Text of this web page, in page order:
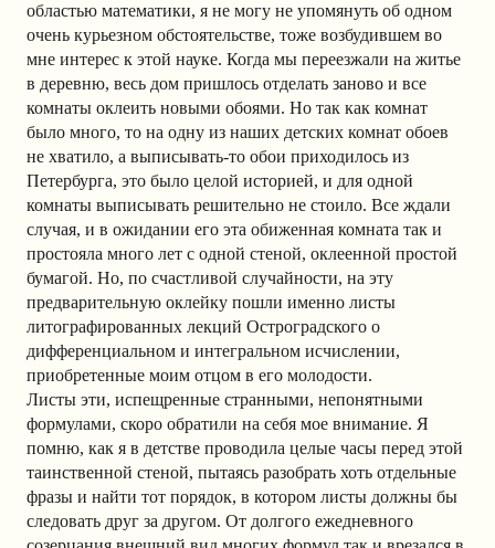
областью математики, я не могу не упомянуть об одном
очень курьезном обстоятельстве, тоже возбудившем во
мне интерес к этой науке. Когда мы переезжали на житье
в деревню, весь дом пришлось отделать заново и все
комнаты оклеить новыми обоями. Но так как комнат
было много, то на одну из наших детских комнат обоев
не хватило, а выписывать-то обои приходилось из
Петербурга, это было целой историей, и для одной
комнаты выписывать решительно не стоило. Все ждали
случая, и в ожидании его эта обиженная комната так и
простояла много лет с одной стеной, оклеенной простой
бумагой. Но, по счастливой случайности, на эту
предварительную оклейку пошли именно листы
литографированных лекций Остроградского о
дифференциальном и интегральном исчислении,
приобретенные моим отцом в его молодости.
Листы эти, испещренные странными, непонятными
формулами, скоро обратили на себя мое внимание. Я
помню, как я в детстве проводила целые часы перед этой
таинственной стеной, пытаясь разобрать хоть отдельные
фразы и найти тот порядок, в котором листы должны бы
следовать друг за другом. От долгого ежедневного